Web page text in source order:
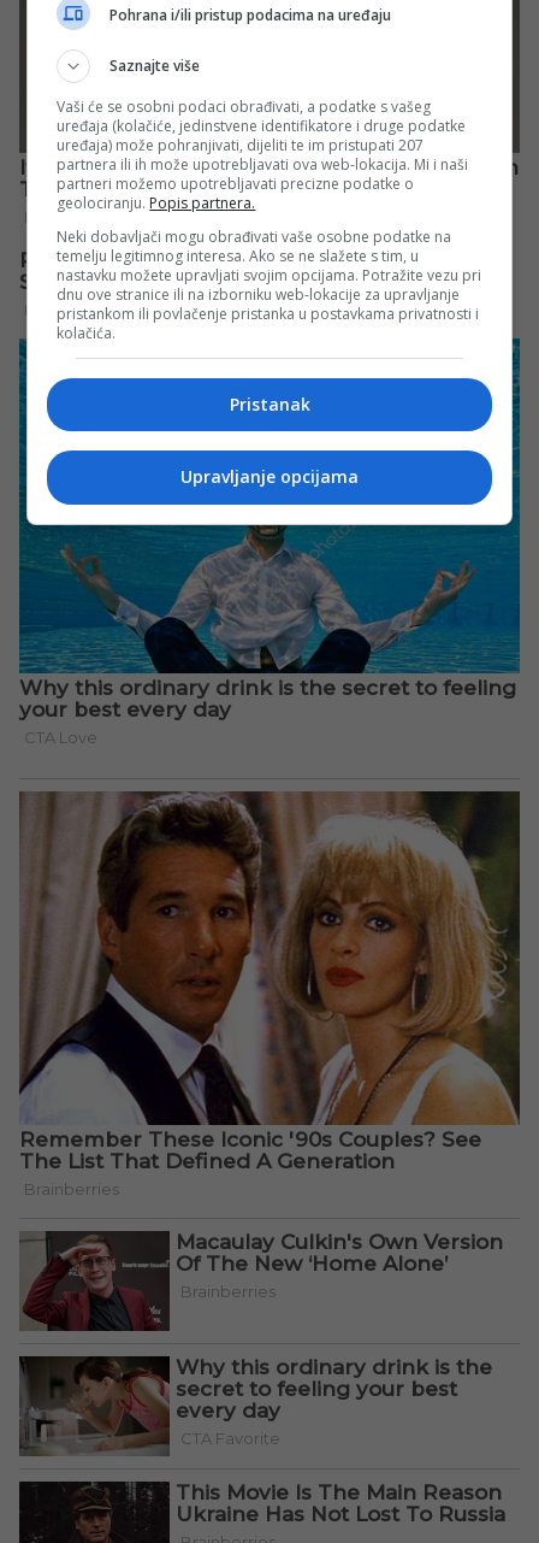
Pohrana i/ili pristup podacima na uređaju
Saznajte više
Vaši će se osobni podaci obrađivati, a podatke s vašeg
uređaja (kolačiće, jedinstvene identifikatore i druge podatke
uređaja) može pohranjivati, dijeliti te im pristupati 207
partnera ili ih može upotrebljavati ova web-lokacija. Mi i naši
partneri možemo upotrebljavati precizne podatke o
geolociranju. Popis partnera.
Neki dobavljači mogu obrađivati vaše osobne podatke na
temelju legitimnog interesa. Ako se ne slažete s tim, u
nastavku možete upravljati svojim opcijama. Potražite vezu pri
dnu ove stranice ili na izborniku web-lokacije za upravljanje
pristankom ili povlačenje pristanka u postavkama privatnosti i
kolačića.
Pristanak
Upravljanje opcijama